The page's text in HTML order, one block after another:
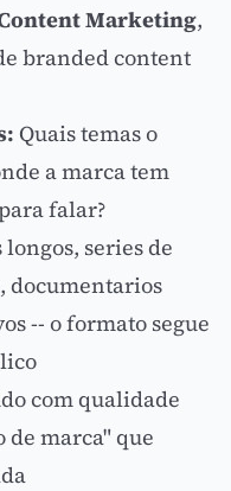
Marketing,
branded content
Quais temas o
a marca tem
falar?
series de
documentarios
-- o formato segue
com qualidade
marca" que